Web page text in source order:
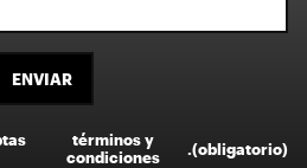
ENVIAR
términos y
condiciones
(obligatorio)